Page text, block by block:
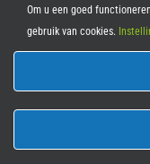
© 2012 - 2026•
Om u een goed
gebruik van cookies.